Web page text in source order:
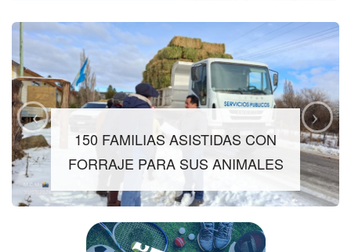
150 FAMILIAS ASISTIDAS CON
FORRAJE PARA SUS ANIMALES